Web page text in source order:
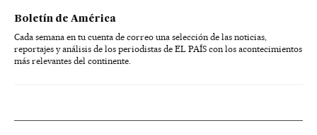
Boletín de América
Cada semana en tu cuenta de correo una selección de las noticias,
reportajes y análisis de los periodistas de EL PAÍS con los acontecimientos
más relevantes del continente.